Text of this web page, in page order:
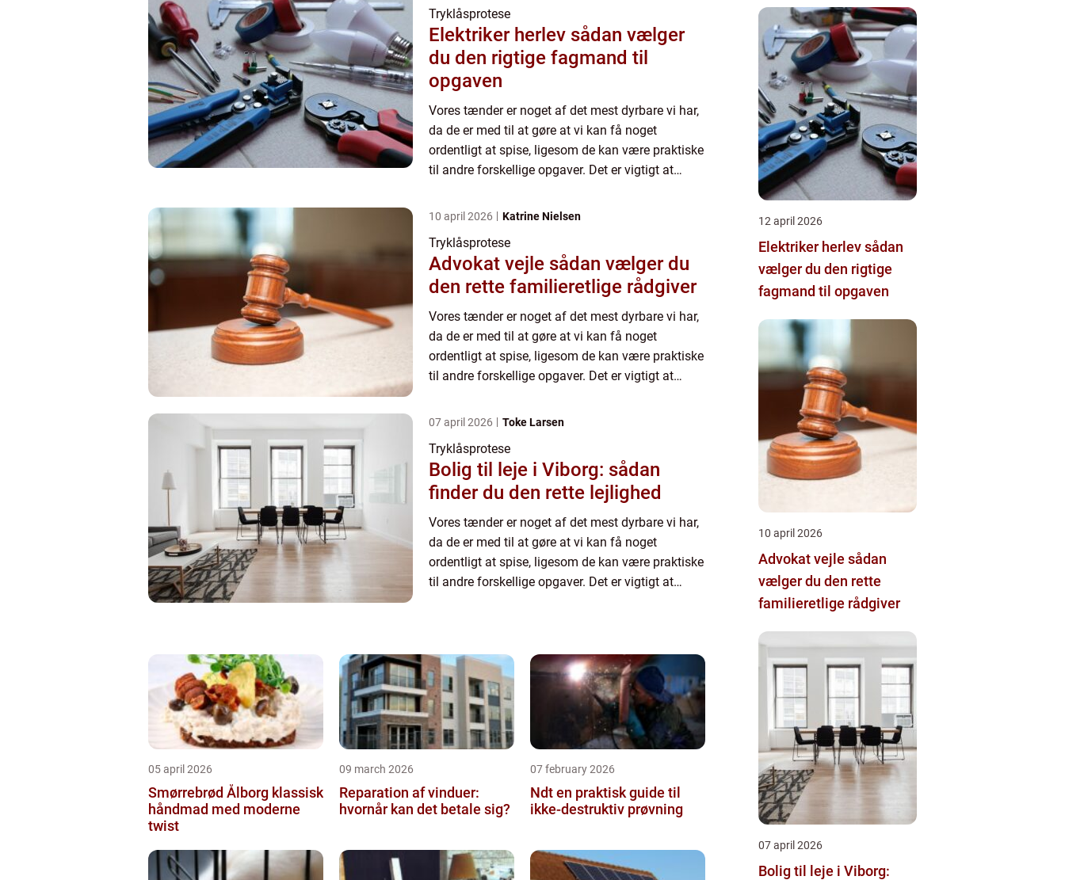
Tryklåsprotese
Elektriker herlev sådan vælger
du den rigtige fagmand til
opgaven
Vores tænder er noget af det mest dyrbare vi har,
da de er med til at gøre at vi kan få noget
ordentligt at spise, ligesom de kan være praktiske
til andre forskellige opgaver. Det er vigtigt at
10 april 2026 Katrine Nielsen
Tryklåsprotese
Advokat vejle sådan vælger du
den rette familieretlige rådgiver
Vores tænder er noget af det mest dyrbare vi har,
da de er med til at gøre at vi kan få noget
ordentligt at spise, ligesom de kan være praktiske
til andre forskellige opgaver. Det er vigtigt at
07 april 2026 Toke Larsen
Tryklåsprotese
Bolig til leje i Viborg: sådan
finder du den rette lejlighed
Vores tænder er noget af det mest dyrbare vi har,
da de er med til at gøre at vi kan få noget
ordentligt at spise, ligesom de kan være praktiske
til andre forskellige opgaver. Det er vigtigt at
05 april 2026
Smørrebrød Ålborg klassisk
håndmad med moderne
twist
09 march 2026
Reparation af vinduer:
hvornår kan det betale sig?
07 february 2026
Ndt en praktisk guide til
ikke-destruktiv prøvning
12 april 2026
Elektriker herlev sådan
vælger du den rigtige
fagmand til opgaven
10 april 2026
Advokat vejle sådan
vælger du den rette
familieretlige rådgiver
07 april 2026
Bolig til leje i Viborg: